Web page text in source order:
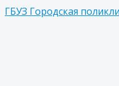
ГБУЗ Городская